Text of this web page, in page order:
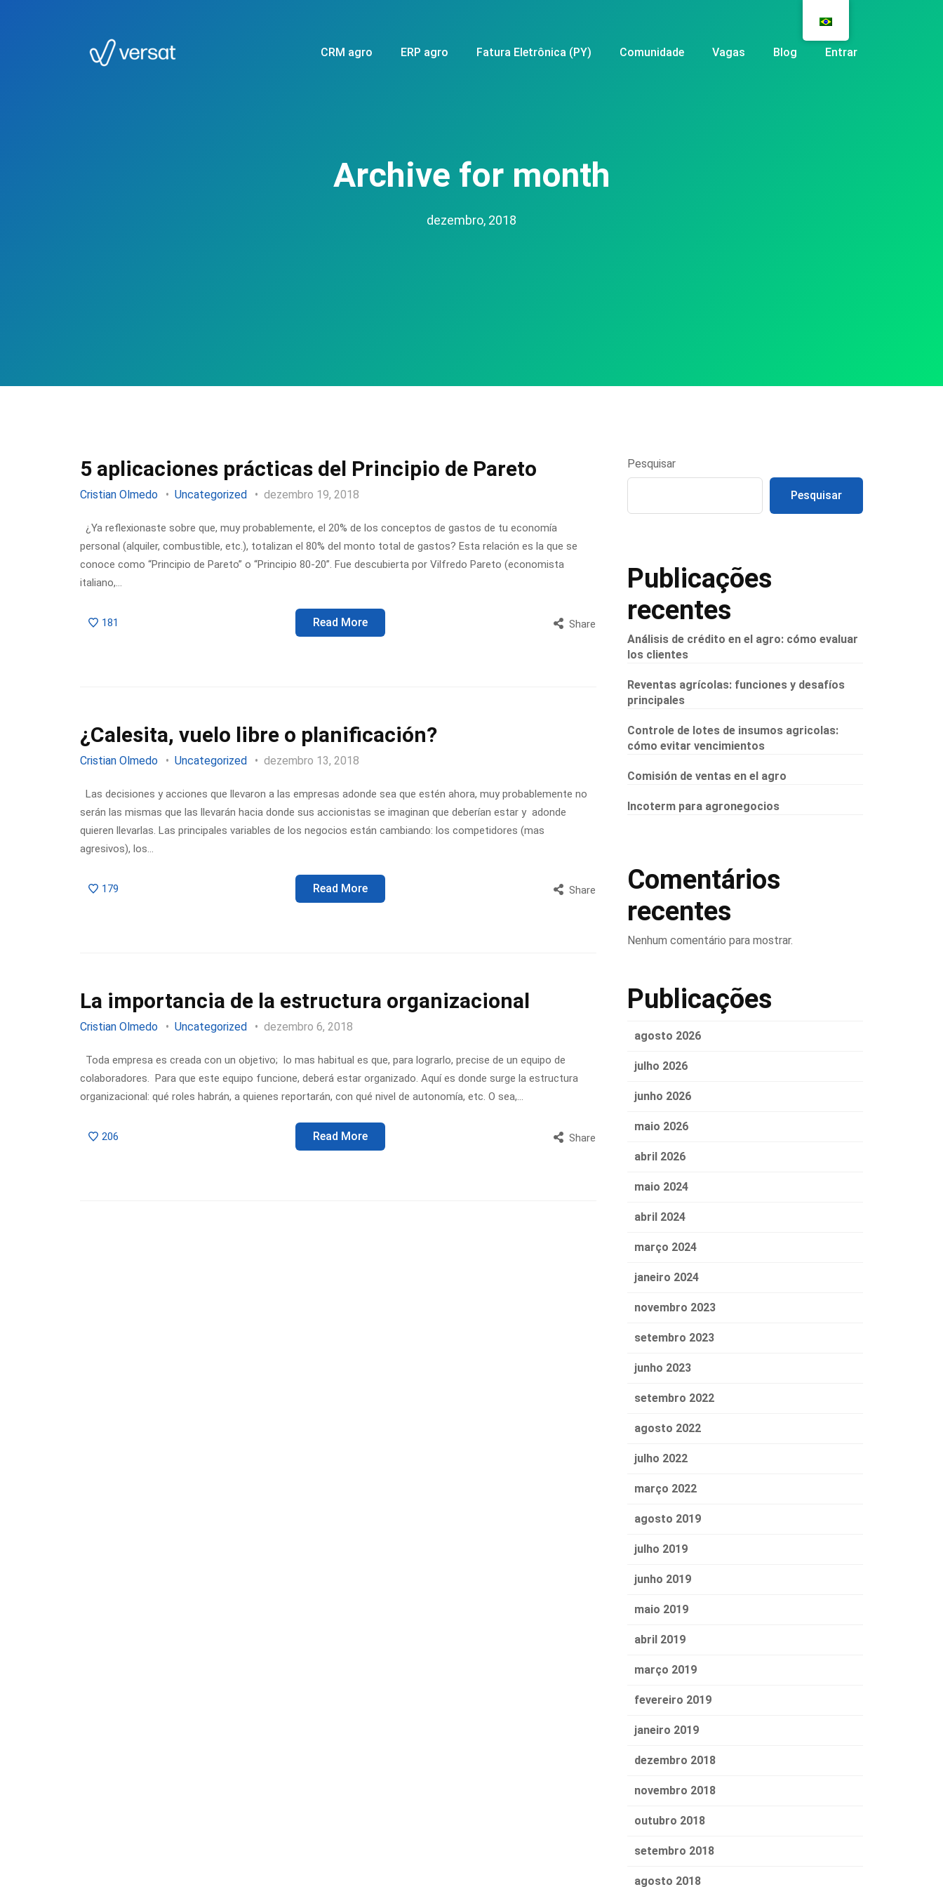
CRM agro ERP agro Fatura Eletrônica (PY) Comunidade Vagas Blog Entrar
Archive for month
dezembro, 2018
5 aplicaciones prácticas del Principio de Pareto
Cristian Olmedo Uncategorized dezembro 19, 2018
¿Ya reflexionaste sobre que, muy probablemente, el 20% de los conceptos de gastos de tu economía
personal (alquiler, combustible, etc.), totalizan el 80% del monto total de gastos? Esta relación es la que se
conoce como “Principio de Pareto” o “Principio 80-20”. Fue descubierta por Vilfredo Pareto (economista
italiano,…
181 Read More Share
¿Calesita, vuelo libre o planificación?
Cristian Olmedo Uncategorized dezembro 13, 2018
Las decisiones y acciones que llevaron a las empresas adonde sea que estén ahora, muy probablemente no
serán las mismas que las llevarán hacia donde sus accionistas se imaginan que deberían estar y adonde
quieren llevarlas. Las principales variables de los negocios están cambiando: los competidores (mas
agresivos), los…
179 Read More Share
La importancia de la estructura organizacional
Cristian Olmedo Uncategorized dezembro 6, 2018
Toda empresa es creada con un objetivo; lo mas habitual es que, para lograrlo, precise de un equipo de
colaboradores. Para que este equipo funcione, deberá estar organizado. Aquí es donde surge la estructura
organizacional: qué roles habrán, a quienes reportarán, con qué nivel de autonomía, etc. O sea,…
206 Read More Share
Pesquisar
Pesquisar
Publicações
recentes
Análisis de crédito en el agro: cómo evaluar
los clientes
Reventas agrícolas: funciones y desafíos
principales
Controle de lotes de insumos agricolas:
cómo evitar vencimientos
Comisión de ventas en el agro
Incoterm para agronegocios
Comentários
recentes
Nenhum comentário para mostrar.
Publicações
agosto 2026
julho 2026
junho 2026
maio 2026
abril 2026
maio 2024
abril 2024
março 2024
janeiro 2024
novembro 2023
setembro 2023
junho 2023
setembro 2022
agosto 2022
julho 2022
março 2022
agosto 2019
julho 2019
junho 2019
maio 2019
abril 2019
março 2019
fevereiro 2019
janeiro 2019
dezembro 2018
novembro 2018
outubro 2018
setembro 2018
agosto 2018